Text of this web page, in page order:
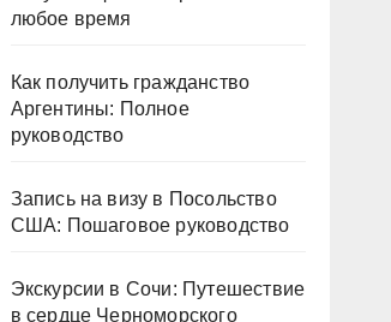
любое время
Как получить гражданство
Аргентины: Полное
руководство
Запись на визу в Посольство
США: Пошаговое руководство
Экскурсии в Сочи: Путешествие
в сердце Черноморского